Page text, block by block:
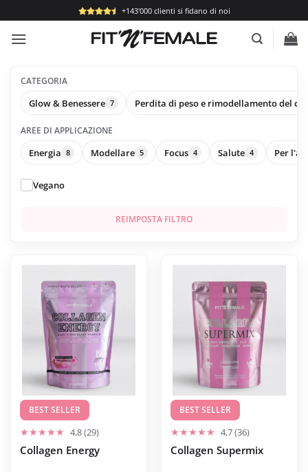
ai
contenuti
+143'000 clienti si fidano di noi
CATEGORIA
Glow & Benessere 7 Perdita di peso e rimodellamento del
AREE DI APPLICAZIONE
Energia 8 Modellare 5 Focus 4 Salute 4 Per
Vegano
REIMPOSTA FILTRO
BEST SELLER
4,8 (29)
Collagen Energy
prodotto
varianti.
possono
essere
scelte
nella
pagina
del
BEST SELLER
4,7 (36)
Collagen Supermix